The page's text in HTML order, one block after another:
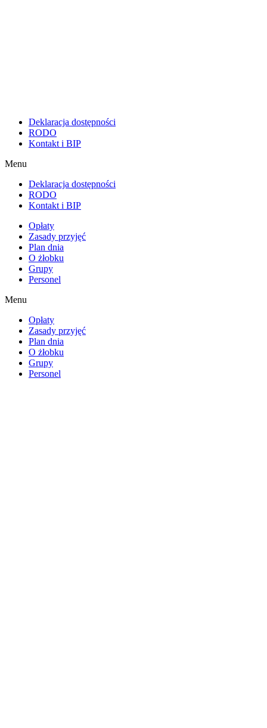
Deklaracja dostępności
RODO
Kontakt i BIP
Menu
Deklaracja dostępności
RODO
Kontakt i BIP
Opłaty
Zasady przyjęć
Plan dnia
O żłobku
Grupy
Personel
Menu
Opłaty
Zasady przyjęć
Plan dnia
O żłobku
Grupy
Personel